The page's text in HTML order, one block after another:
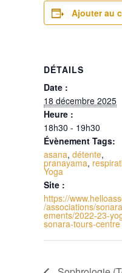
Ajouter au
DÉTAILS
Date :
18 décembre 2025
Heure :
18h30 - 19h30
Évènement Tags:
asana, détente,
pranayama,
Yoga
Site :
https://
/associations/
ements/2022-23-
sonara-tours-centre